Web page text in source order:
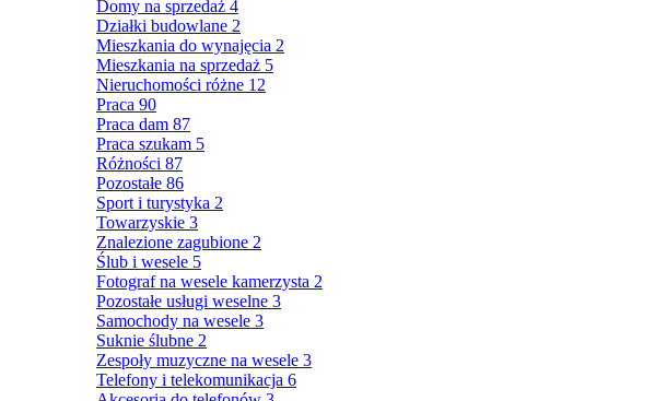
Domy na sprzedaż 4
Działki budowlane 2
Mieszkania do wynajęcia 2
Mieszkania na sprzedaż 5
Nieruchomości różne 12
Praca 90
Praca dam 87
Praca szukam 5
Różności 87
Pozostałe 86
Sport i turystyka 2
Towarzyskie 3
Znalezione zagubione 2
Ślub i wesele 5
Fotograf na wesele kamerzysta 2
Pozostałe usługi weselne 3
Samochody na wesele 3
Suknie ślubne 2
Zespoły muzyczne na wesele 3
Telefony i telekomunikacja 6